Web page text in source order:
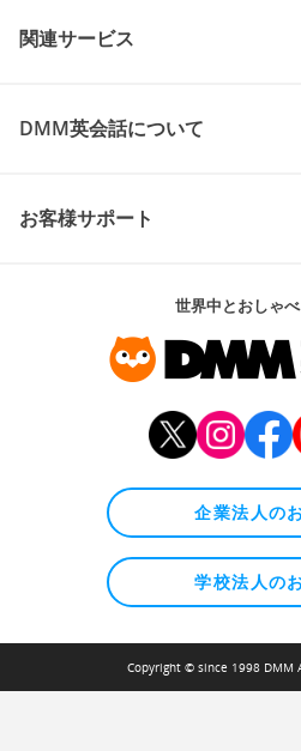
関連サービス
DMM英会話について
お客様サポート
世界中とおしゃ
企業法人の
学校法人の
Copyright © since 1998 DMM